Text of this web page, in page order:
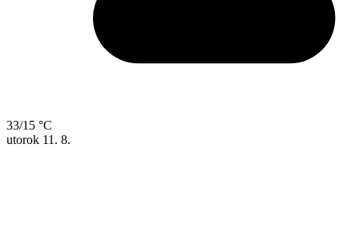
33/15 °C
utorok 11. 8.